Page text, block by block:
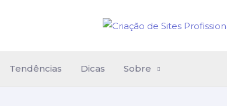
Tendências Dicas Sobre